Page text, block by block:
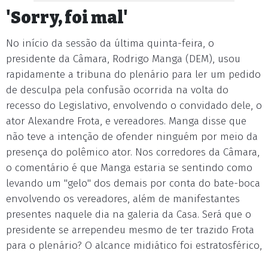
'Sorry, foi mal'
No início da sessão da última quinta-feira, o
presidente da Câmara, Rodrigo Manga (DEM), usou
rapidamente a tribuna do plenário para ler um pedido
de desculpa pela confusão ocorrida na volta do
recesso do Legislativo, envolvendo o convidado dele, o
ator Alexandre Frota, e vereadores. Manga disse que
não teve a intenção de ofender ninguém por meio da
presença do polêmico ator. Nos corredores da Câmara,
o comentário é que Manga estaria se sentindo como
levando um "gelo" dos demais por conta do bate-boca
envolvendo os vereadores, além de manifestantes
presentes naquele dia na galeria da Casa. Será que o
presidente se arrependeu mesmo de ter trazido Frota
para o plenário? O alcance midiático foi estratosférico,